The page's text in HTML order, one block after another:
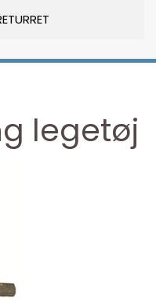
legetøj